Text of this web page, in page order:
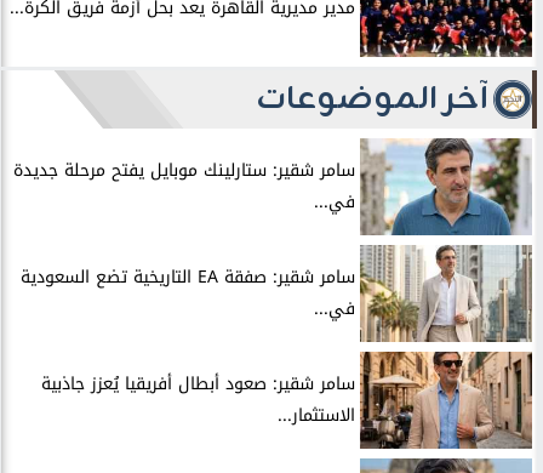
مدير مديرية القاهرة يعد بحل أزمة فريق الكرة...
آخر الموضوعات
سامر شقير: ستارلينك موبايل يفتح مرحلة جديدة
في...
سامر شقير: صفقة EA التاريخية تضع السعودية
في...
سامر شقير: صعود أبطال أفريقيا يُعزز جاذبية
الاستثمار...